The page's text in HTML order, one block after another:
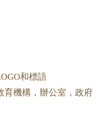
和標語
育機構，辦公室，政府